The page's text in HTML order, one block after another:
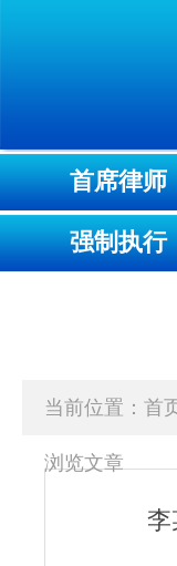
首席律师
强制执行
当前位置： 首
浏览文章
李